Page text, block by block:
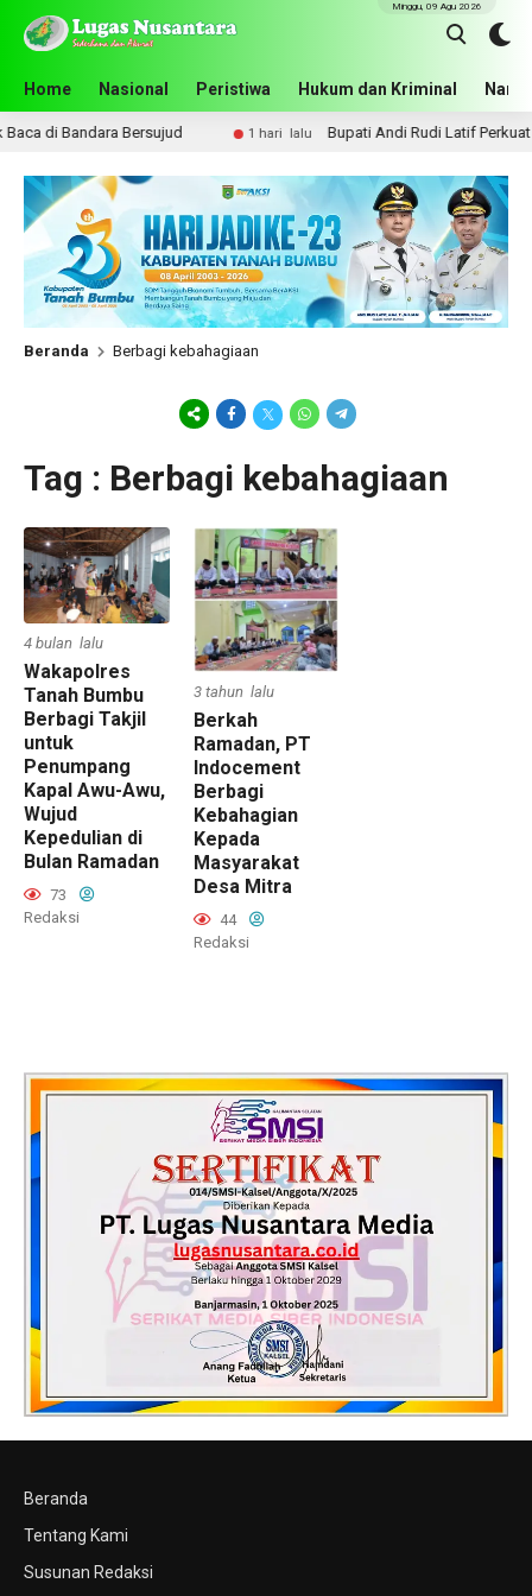
Home Nasional Peristiwa Hukum dan Kriminal
Minggu, 09 Agu 2026
di Bandara Bersujud 1 hari lalu Bupati Andi Rudi Latif Perkuat
Beranda Berbagi kebahagiaan
Tag : Berbagi kebahagiaan
4 bulan lalu
Wakapolres
Tanah Bumbu
Berbagi Takjil
untuk
Penumpang
Kapal Awu-Awu,
Wujud
Kepedulian di
Bulan Ramadan
73
Redaksi
3 tahun lalu
Berkah
Ramadan, PT
Indocement
Berbagi
Kebahagian
Kepada
Masyarakat
Desa Mitra
44
Redaksi
Beranda
Tentang Kami
Susunan Redaksi